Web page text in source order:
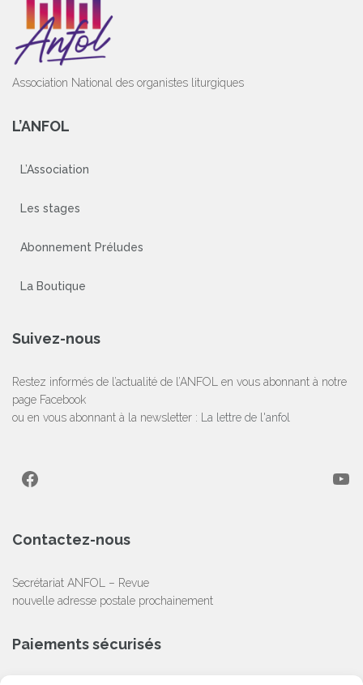
Association National des organistes liturgiques
L’ANFOL
L’Association
Les stages
Abonnement Préludes
La Boutique
Suivez-nous
Restez informés de l’actualité de l’ANFOL en vous abonnant à notre
page Facebook
ou en vous abonnant à la newsletter :
La lettre de l'anfol
Contactez-nous
Secrétariat ANFOL – Revue
nouvelle adresse postale prochainement
Paiements sécurisés